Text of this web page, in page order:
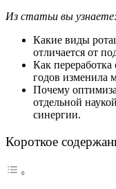
Из статьи вы узнаете:
Какие виды
отличается от
Как
годов изменила
Почему
отдельной
синергии.
Короткое